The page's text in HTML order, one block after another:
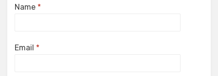
Name *
Email *